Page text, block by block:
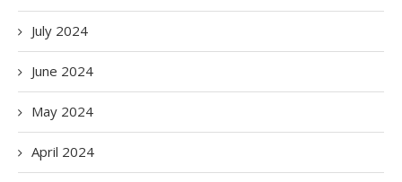
July 2024
June 2024
May 2024
April 2024